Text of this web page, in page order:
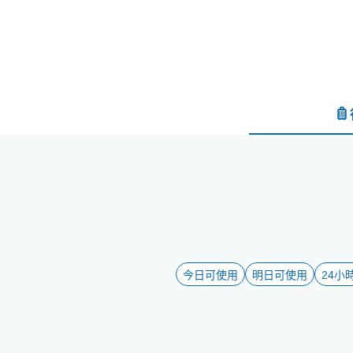
今日可使用 明日可使用 24小